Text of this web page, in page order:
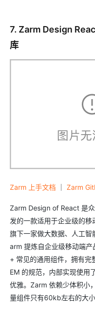
7. Zarm Design
库
Zarm 上手文档 Zarm
Zarm Design of React 是
发的一款适用于企业级的
旗下一家做大数据、人工
arm 提炼自企业级移动端
+ 常见的通用组件，拥有完
EM 的规范，内部实现使用
优雅。Zarm 依赖少体积小
量组件只有60kb左右的大